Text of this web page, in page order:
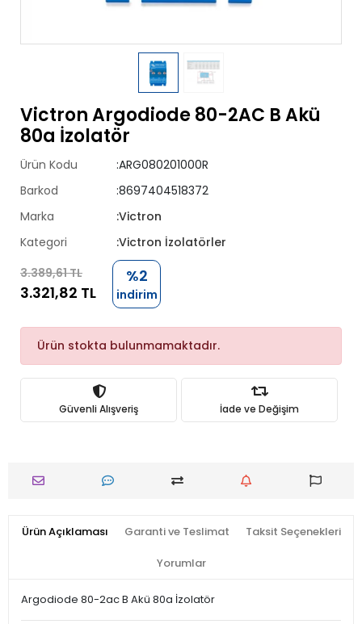
Victron Argodiode 80-2AC B Akü
80a İzolatör
Ürün Kodu
:ARG080201000R
Barkod
:8697404518372
Marka
:Victron
Kategori
:Victron İzolatörler
3.389,61 TL
3.321,82 TL
%2
indirim
Ürün stokta bulunmamaktadır.
Güvenli Alışveriş İade ve Değişim
Ürün Açıklaması Garanti ve Teslimat Taksit Seçenekleri
Yorumlar
Argodiode 80-2ac B Akü 80a İzolatör